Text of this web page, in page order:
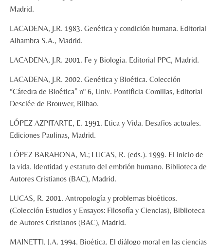
Madrid.
LACADENA, J.R. 1983. Genética y condición humana. Editorial
Alhambra S.A., Madrid.
LACADENA, J.R. 2001. Fe y Biología. Editorial PPC, Madrid.
LACADENA, J.R. 2002. Genética y Bioética. Colección
“Cátedra de Bioética” nº 6, Univ. Pontificia Comillas, Editorial
Desclée de Brouwer, Bilbao.
LÓPEZ AZPITARTE, E. 1991. Etica y Vida. Desafíos actuales.
Ediciones Paulinas, Madrid.
LÓPEZ BARAHONA, M.; LUCAS, R. (eds.). 1999. El inicio de
la vida. Identidad y estatuto del embrión humano. Biblioteca de
Autores Cristianos (BAC), Madrid.
LUCAS, R. 2001. Antropología y problemas bioéticos.
(Colección Estudios y Ensayos: Filosofía y Ciencias), Biblioteca
de Autores Cristianos (BAC), Madrid.
MAINETTI, J.A. 1994. Bioética. El diálogo moral en las ciencias